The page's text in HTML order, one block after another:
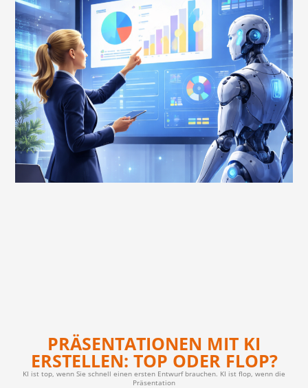
PRÄSENTATIONEN MIT KI
ERSTELLEN: TOP ODER FLOP?
KI ist top, wenn Sie schnell einen ersten Entwurf brauchen. KI ist flop, wenn die
Präsentation